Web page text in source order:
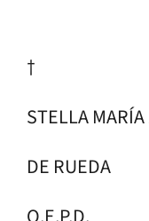
†
STELLA MARÍA
DE RUEDA